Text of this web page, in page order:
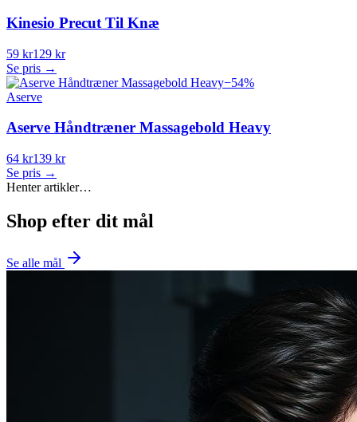
Kinesio Precut Til Knæ
59 kr129 kr
Se pris →
−54%
Aserve
Aserve Håndtræner Massagebold Heavy
64 kr139 kr
Se pris →
Henter artikler…
Shop efter dit mål
Se alle mål